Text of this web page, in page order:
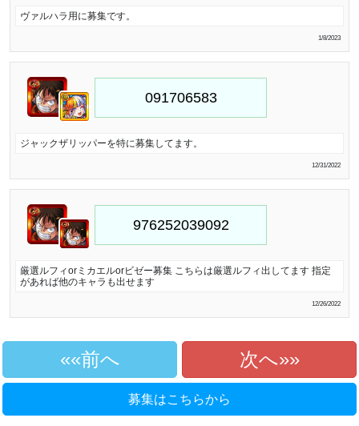
ヴァルハラ用に募集です。
1/8/2023
ジャックザリッパーを特に募集してます。
12/31/2022
厳選ルフィorミカエルorビゼー募集 こちらは厳選ルフィ出してます 指定
があれば他のキャラも出せます
12/26/2022
«前へ 次へ»
募集はこちらから